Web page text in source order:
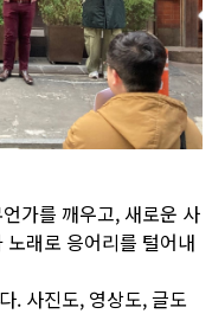
가를 깨우고, 새로운 사
노래로 응어리를 털어내
. 사진도, 영상도, 글도